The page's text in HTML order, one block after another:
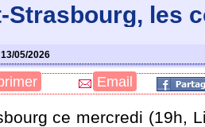
Strasbourg, les
13/05/2026
Email
ce mercredi (19h,